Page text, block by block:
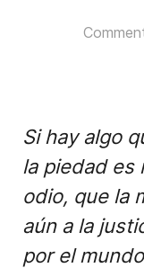
Si hay algo
la piedad es
odio, que la
aún a la
por el